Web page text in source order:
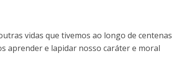
vidas que tivemos ao longo de centenas
aprender e lapidar nosso caráter e moral